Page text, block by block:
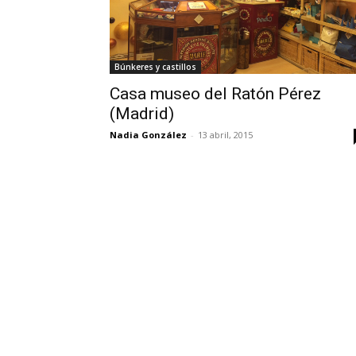
Búnkeres y castillos
Casa museo del Ratón Pérez
(Madrid)
Nadia González - 13 abril, 2015